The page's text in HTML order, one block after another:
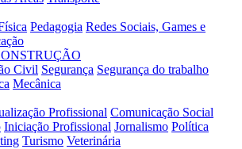
Pedagogia Redes Sociais, Games e
Civil Segurança Segurança do trabalho
Mecânica
Profissional Comunicação Social
Iniciação Profissional Jornalismo Política
Turismo Veterinária